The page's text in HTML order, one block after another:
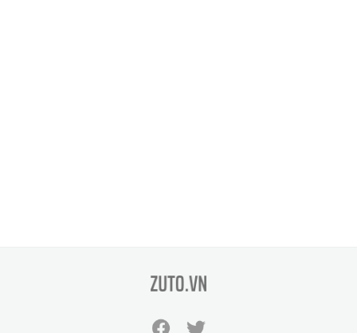
zuto.vn
Facebook
Twitter